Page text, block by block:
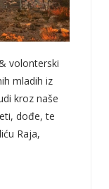
volonterski
mladih iz
kroz naše
dođe, te
Raja,